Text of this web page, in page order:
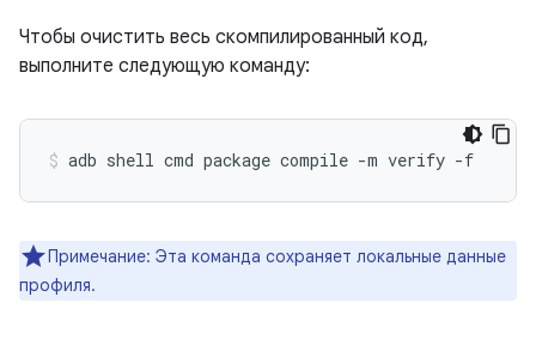
Чтобы очистить весь скомпилированный код,
выполните следующую команду:
adb shell cmd package compile -m verify -f
Примечание: Эта команда сохраняет локальные данные
профиля.